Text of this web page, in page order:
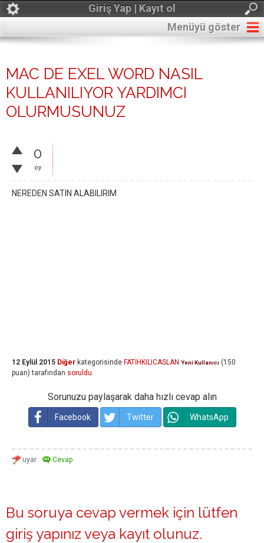
Giriş Yap | Kayıt ol
Menüyü göster
MAC DE EXEL WORD NASIL
KULLANILIYOR YARDIMCI
OLURMUSUNUZ
0
oy
NEREDEN SATIN ALABILIRIM
12 Eylül 2015 Diğer kategorisinde FATİHKILICASLAN Yeni Kullanıcı (150
puan) tarafından soruldu
Sorunuzu paylaşarak daha hızlı cevap alın
Facebook Twitter WhatsApp
Bu soruya cevap vermek için lütfen
giriş yapınız veya kayıt olunuz.